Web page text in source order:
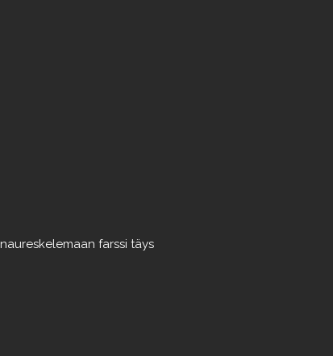
naureskelemaan farssi täys